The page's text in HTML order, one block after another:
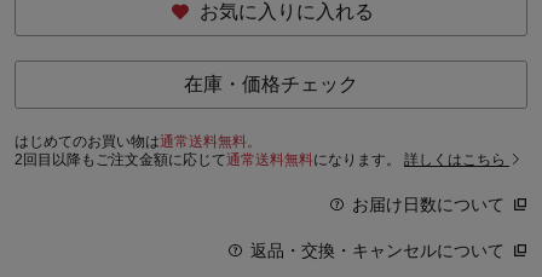
お気に入りに入れる
在庫・価格チェック
はじめてのお買い物は通常送料無料。
2回目以降もご注文金額に応じて通常送料無料になります。 詳しくはこちら
お届け日数について
返品・交換・キャンセルについて